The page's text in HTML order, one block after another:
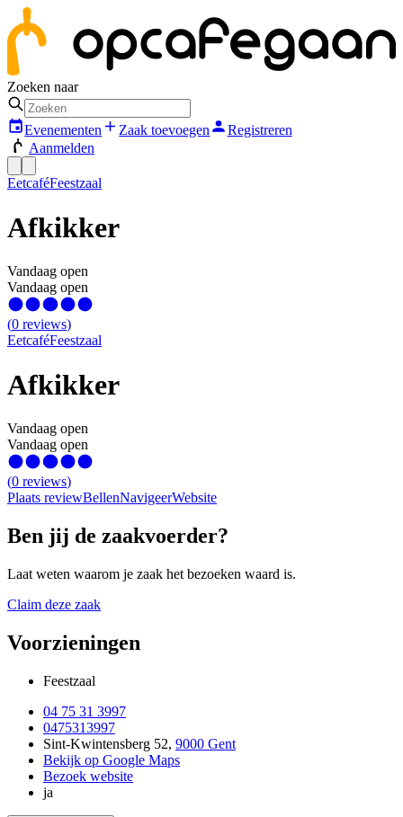
Zoeken naar
Evenementen Zaak toevoegen
Registreren
Aanmelden
EetcaféFeestzaal
Afkikker
Vandaag open
Vandaag open
(0 reviews)
EetcaféFeestzaal
Afkikker
Vandaag open
Vandaag open
(0 reviews)
Plaats reviewBellenNavigeerWebsite
Ben jij de zaakvoerder?
Laat weten waarom je zaak het bezoeken waard is.
Claim deze zaak
Voorzieningen
Feestzaal
04 75 31 3997
0475313997
Sint-Kwintensberg 52, 9000 Gent
Bekijk op Google Maps
Bezoek website
ja